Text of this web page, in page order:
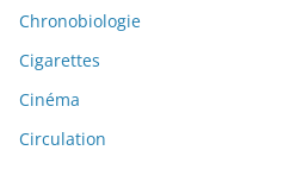
Chronobiologie
Cigarettes
Cinéma
Circulation